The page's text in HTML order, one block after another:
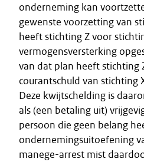
onderneming kan
gewenste voorzetting van
heeft stichting Z voor
vermogensversterking
van dat plan heeft stichting
courantschuld van stichting
Deze kwijtschelding is
als (een betaling uit)
persoon die geen belang
ondernemingsuitoefening
manege-arrest mist